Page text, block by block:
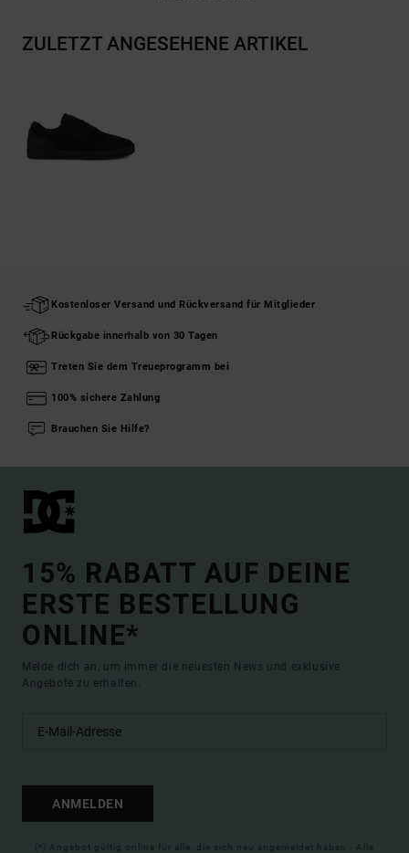
ZULETZT ANGESEHENE ARTIKEL
Kostenloser Versand und Rückversand für Mitglieder
Rückgabe innerhalb von 30 Tagen
Treten Sie dem Treueprogramm bei
100% sichere Zahlung
Brauchen Sie Hilfe?
15% RABATT AUF DEINE
ERSTE BESTELLUNG
ONLINE*
Melde dich an, um immer die neuesten News und exklusive
Angebote zu erhalten.
ANMELDEN
(*) Angebot gültig online für alle, die sich neu angemeldet haben - Alle